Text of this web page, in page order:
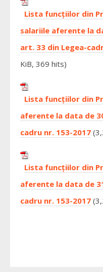
Lista funcțiilor din
salariile aferente la
art. 33 din Legea-
KiB, 369 hits)
Lista funcțiilor din
aferente la data de
cadru nr. 153-2017
Lista funcțiilor din
aferente la data de
cadru nr. 153-2017